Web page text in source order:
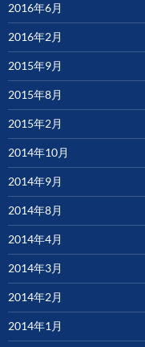
2016年6月
2016年2月
2015年9月
2015年8月
2015年2月
2014年10月
2014年9月
2014年8月
2014年4月
2014年3月
2014年2月
2014年1月